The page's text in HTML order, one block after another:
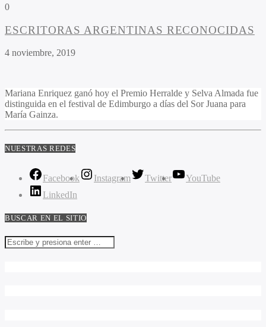
0
ESCRITORAS ARGENTINAS RECONOCIDAS
4 noviembre, 2019
Mariana Enriquez ganó hoy el Premio Herralde y Selva Almada fue
distinguida en el festival de Edimburgo a días del Sor Juana para
María Gainza.
NUESTRAS REDES
Facebook Instagram Twitter
YouTube
LinkedIn
BUSCAR EN EL SITIO